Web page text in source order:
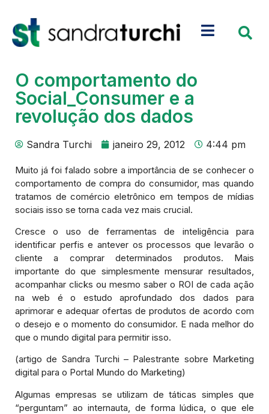
O comportamento do
Social_Consumer e a
revolução dos dados
Sandra Turchi janeiro 29, 2012 4:44 pm
Muito já foi falado sobre a importância de se conhecer o
comportamento de compra do consumidor, mas quando
tratamos de comércio eletrônico em tempos de mídias
sociais isso se torna cada vez mais crucial.
Cresce o uso de ferramentas de inteligência para
identificar perfis e antever os processos que levarão o
cliente a comprar determinados produtos. Mais
importante do que simplesmente mensurar resultados,
acompanhar clicks ou mesmo saber o ROI de cada ação
na web é o estudo aprofundado dos dados para
aprimorar e adequar ofertas de produtos de acordo com
o desejo e o momento do consumidor. E nada melhor do
que o mundo digital para permitir isso.
(artigo de Sandra Turchi – Palestrante sobre Marketing
digital para o Portal Mundo do Marketing)
Algumas empresas se utilizam de táticas simples que
“perguntam” ao internauta, de forma lúdica, o que ele